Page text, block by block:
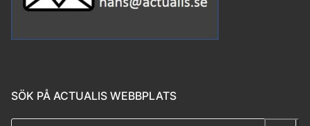
SÖK PÅ ACTUALIS WEBBPLATS